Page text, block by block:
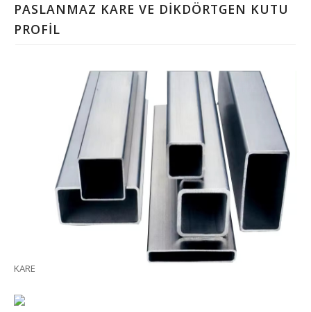
KURUMSAL
PASLANMAZ KARE VE DİKDÖRTGEN KUTU
PROFİL
KARE